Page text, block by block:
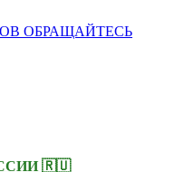
ОБРАЩАЙТЕСЬ
🇷🇺